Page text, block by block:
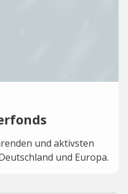
und aktivsten
und Europa.